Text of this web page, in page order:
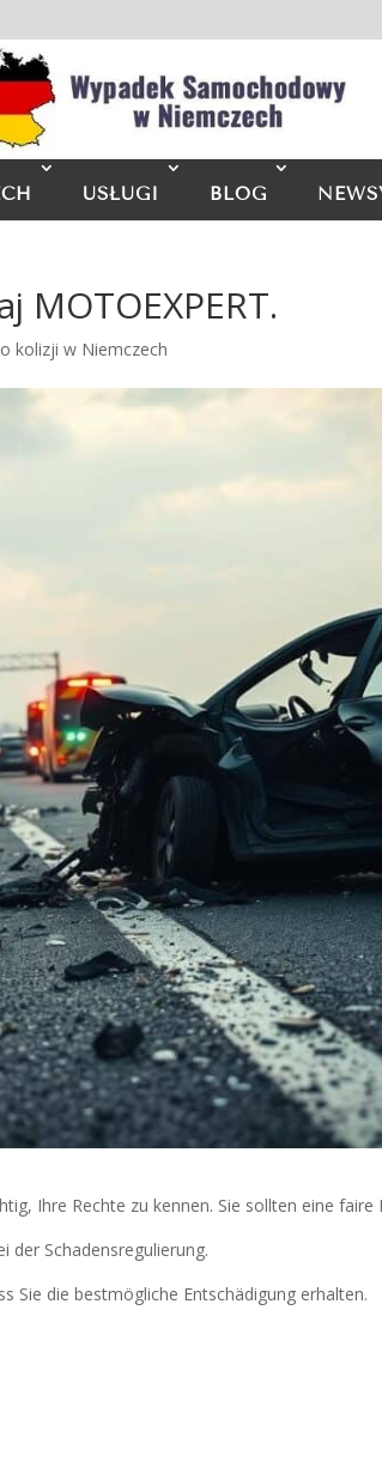
USŁUGI BLOG
MOTOEXPERT.
kolizji w Niemczech
Ihre Rechte zu kennen. Sie sollten eine faire
der Schadensregulierung.
Sie die bestmögliche Entschädigung erhalten.